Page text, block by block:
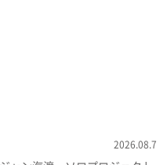
2026.08.7